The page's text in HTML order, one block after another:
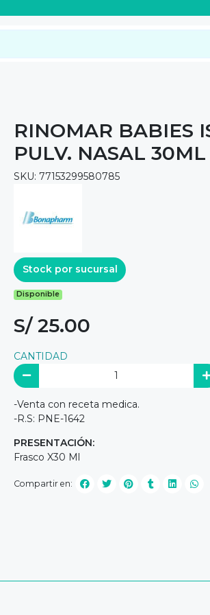
RINOMAR BABIES
PULV. NASAL
SKU: 77153299580785
Stock por sucursal
Disponible
S/ 25.00
CANTIDAD
-Venta con receta medica.
-R.S: PNE-1642
PRESENTACIÓN:
Frasco X30 Ml
Compartir en: